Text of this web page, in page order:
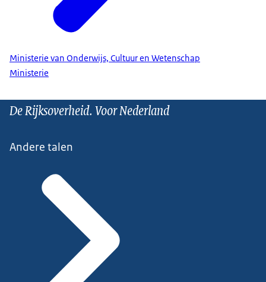
Ministerie van Onderwijs, Cultuur en Wetenschap
Ministerie
De Rijksoverheid. Voor Nederland
Andere talen